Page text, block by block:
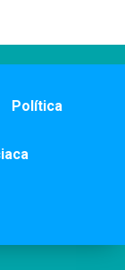
Política